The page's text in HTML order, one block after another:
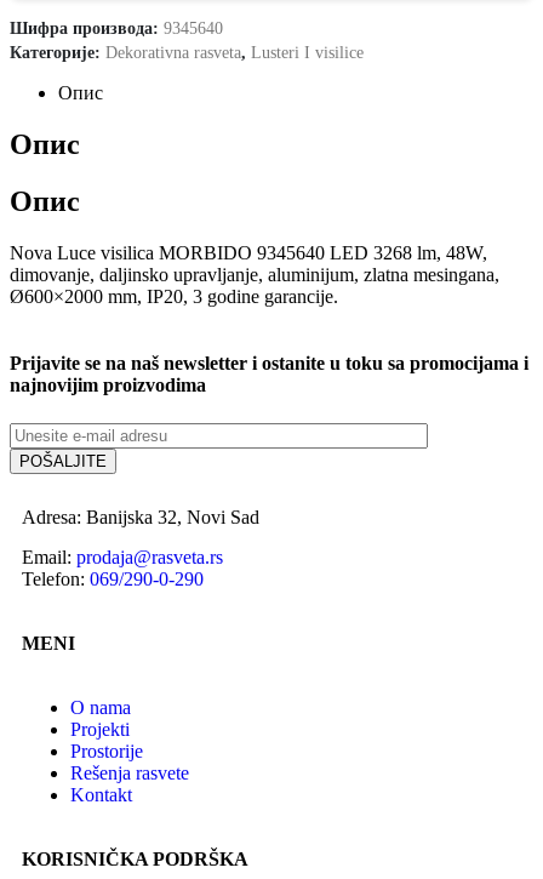
Шифра производа: 9345640
Категорије: Dekorativna rasveta, Lusteri I visilice
Опис
Опис
Опис
Nova Luce visilica MORBIDO 9345640 LED 3268 lm, 48W,
dimovanje, daljinsko upravljanje, aluminijum, zlatna mesingana,
Ø600×2000 mm, IP20, 3 godine garancije.
Prijavite se na naš newsletter i ostanite u toku sa promocijama i
najnovijim proizvodima
Adresa: Banijska 32, Novi Sad
Email: prodaja@rasveta.rs
Telefon: 069/290-0-290
MENI
O nama
Projekti
Prostorije
Rešenja rasvete
Kontakt
KORISNIČKA PODRŠKA